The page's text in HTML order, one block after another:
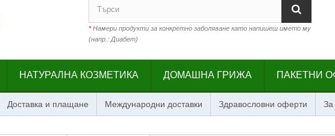
*Намери продукти за конкретно заболяване като напишеш името му
(напр.: Диабет)
НАТУРАЛНА КОЗМЕТИКА ДОМАШНА ГРИЖА ПАКЕТНИ
Доставка и плащане Международни доставки Здравословни оферти За